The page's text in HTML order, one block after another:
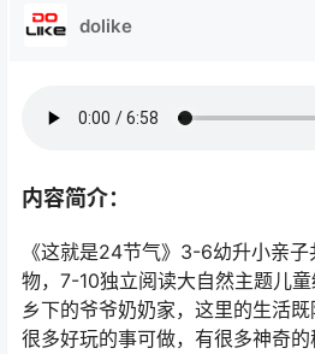
dolike
内容简介：
《这就是24节气》3-6幼升小亲
物，7-10独立阅读大自然主题儿
乡下的爷爷奶奶家，这里的生活
很多好玩的事可做，有很多神奇